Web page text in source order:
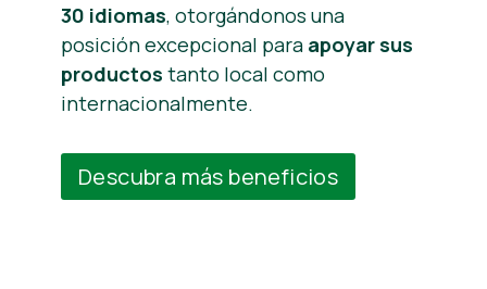
30 idiomas, otorgándonos una
posición excepcional para apoyar sus
productos tanto local como
internacionalmente.
Descubra más beneficios